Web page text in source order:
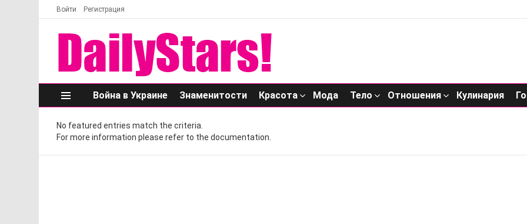
Войти Регистрация
Меню
Война в Украине Знаменитости Красота Мода Тело Отношения Кулинария
No featured entries match the criteria.
For more information please refer to the documentation.